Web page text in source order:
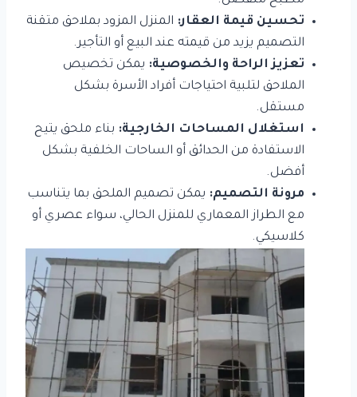
تحسين قيمة العقار: المنزل المزود بملاحق متقنة
التصميم يزيد من قيمته عند البيع أو التأجير.
تعزيز الراحة والخصوصية: يمكن تخصيص
الملاحق لتلبية احتياجات أفراد الأسرة بشكل
مستقل.
استغلال المساحات الخارجية: بناء ملحق يتيح
الاستفادة من الحدائق أو الساحات الخلفية بشكل
أفضل.
مرونة التصميم: يمكن تصميم الملحق بما يتناسب
مع الطراز المعماري للمنزل الحالي، سواء عصري أو
كلاسيكي.